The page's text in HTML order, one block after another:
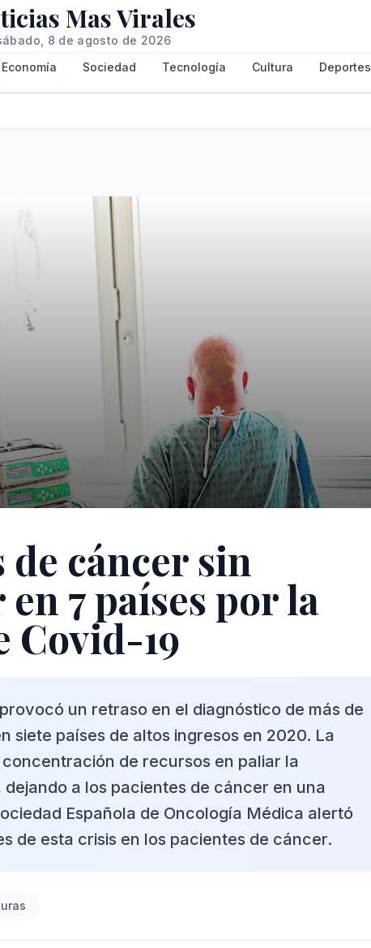
Mas Virales
8 de agosto de 2026
Economía Sociedad Tecnología Cultura Deportes
de cáncer sin
7 países por la
Covid-19
un retraso en el diagnóstico de más de
siete países de altos ingresos en 2020. La
de recursos en paliar la
a los pacientes de cáncer en una
Española de Oncología Médica alertó
de esta crisis en los pacientes de cáncer.